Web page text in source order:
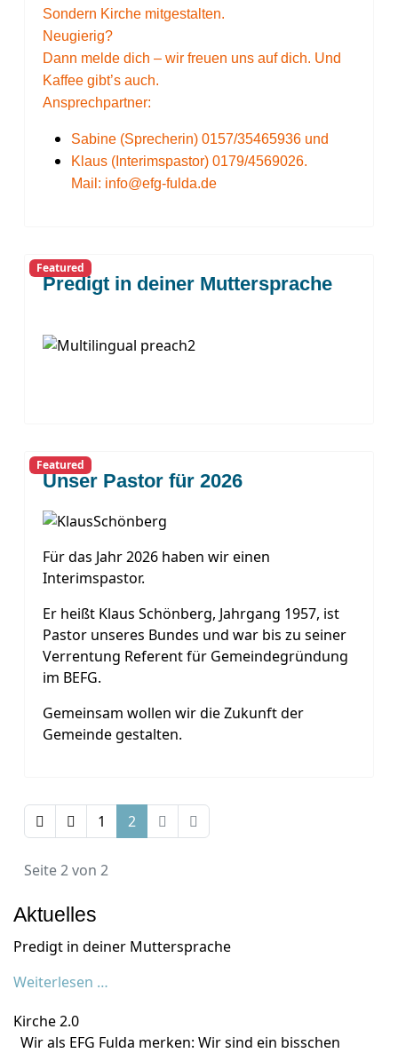
Sondern Kirche mitgestalten.
Neugierig?
Dann melde dich – wir freuen uns auf dich. Und
Kaffee gibt’s auch.
Ansprechpartner:
Sabine (Sprecherin) 0157/35465936 und
Klaus (Interimspastor) 0179/4569026.
Mail: info@efg-fulda.de
Featured
Predigt in deiner Muttersprache
Featured
Unser Pastor für 2026
Für das Jahr 2026 haben wir einen
Interimspastor.
Er heißt Klaus Schönberg, Jahrgang 1957, ist
Pastor unseres Bundes und war bis zu seiner
Verrentung Referent für Gemeindegründung
im BEFG.
Gemeinsam wollen wir die Zukunft der
Gemeinde gestalten.
1 2
Seite 2 von 2
Aktuelles
Predigt in deiner Muttersprache
Weiterlesen …
Kirche 2.0
Wir als EFG Fulda merken: Wir sind ein bisschen